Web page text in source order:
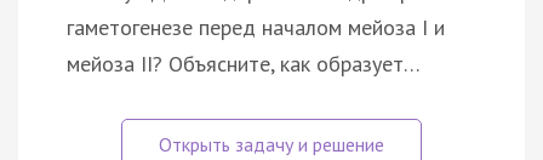
гаметогенезе перед началом мейоза I и
мейоза II? Объясните, как образует…